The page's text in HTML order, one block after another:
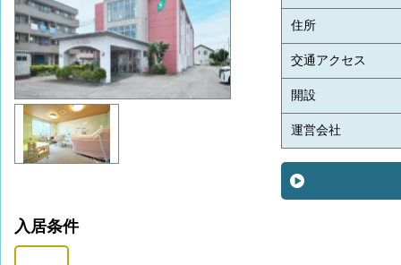
住所
交通アクセス
開設
運営会社
入居条件